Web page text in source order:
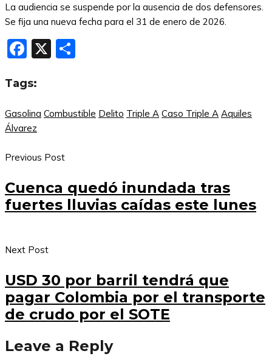
La audiencia se suspende por la ausencia de dos defensores.
Se fija una nueva fecha para el 31 de enero de 2026.
Facebook
X
Tags:
Gasolina Combustible Delito Triple A Caso Triple A Aquiles
Álvarez
Previous Post
Cuenca quedó inundada tras
fuertes lluvias caídas este lunes
Next Post
USD 30 por barril tendrá que
pagar Colombia por el transporte
de crudo por el SOTE
Leave a Reply